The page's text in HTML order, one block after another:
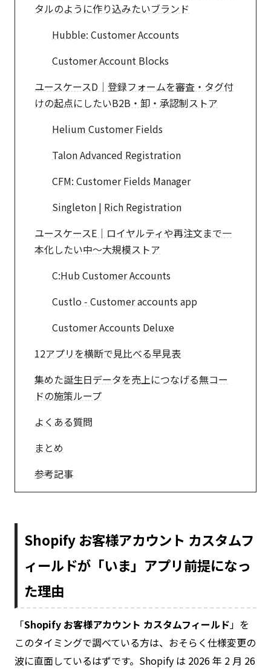
タルのように作り込みたいブランド
Hubble: Customer Accounts
Customer Account Blocks
ユースケースD｜登録フォームを審査・タグ付
けの起点にしたいB2B・卸・承認制ストア
Helium Customer Fields
Talon Advanced Registration
CFM: Customer Fields Manager
Singleton | Rich Registration
ユースケースE｜ロイヤルティや再注文まで一
本化したい中〜大規模ストア
C:Hub Customer Accounts
Custlo ‑ Customer accounts app
Customer Accounts Deluxe
12アプリを横断で見比べる早見表
集めた誕生日データを売上につなげる無コー
ドの施策ループ
よくある質問
まとめ
参考記事
Shopify お客様アカウント カスタムフ
ィールドが「いま」アプリ前提になっ
た理由
「Shopify お客様アカウント カスタムフィールド 」を
このタイミングで調べている方は、おそらく仕様変更の
波に直面しているはずです。Shopify は 2026 年 2 月 26